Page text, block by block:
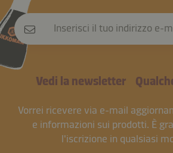
Inserisci il tuo indirizzo e-
Vedi la newsletter
Vorrei ricevere via e-mail
e informazioni sui prodotti. È
l'iscrizione in qualsiasi